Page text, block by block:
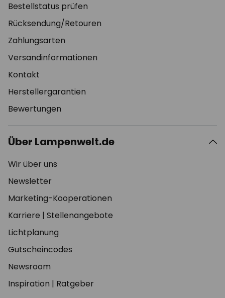
Bestellstatus prüfen
Rücksendung/Retouren
Zahlungsarten
Versandinformationen
Kontakt
Herstellergarantien
Bewertungen
Über Lampenwelt.de
Wir über uns
Newsletter
Marketing-Kooperationen
Karriere | Stellenangebote
Lichtplanung
Gutscheincodes
Newsroom
Inspiration | Ratgeber